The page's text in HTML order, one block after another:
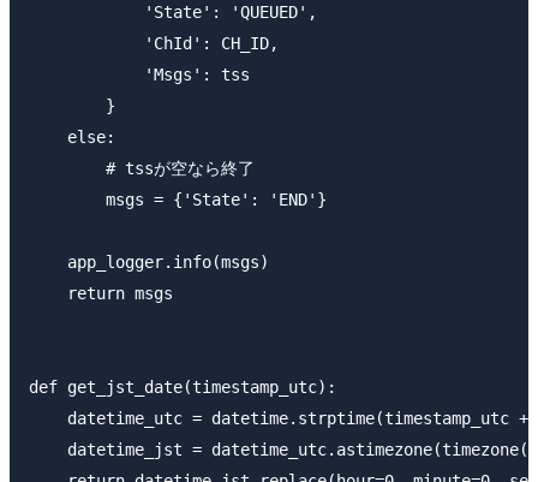
            'State': 'QUEUED',
            'ChId': CH_ID,
            'Msgs': tss
        }
    else:
        # tssが空なら終了
        msgs = {'State': 'END'}
    app_logger.info(msgs)
    return msgs
def get_jst_date(timestamp_utc):
datetime_utc = datetime.strptime(timestamp_utc
datetime_jst =